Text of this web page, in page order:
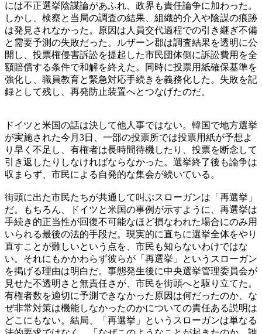
には不正選挙陰謀論があふれ、政界も責任論争に加わった。
しかし、検察と当局の調査の結果、組織的介入や陰謀の痕跡
は発見されなかった。原因は人員交代過程での引き継ぎ不備
と需要予測の失敗だった。ルザーン郡は調査結果を透明に公
開し、投票権侵害訴訟を提起した市民団体側に訴訟費用を全
額賠償する条件で和解を終えた。同時に投票用紙確保基準を
強化し、職員教育と緊急対応手続きを義務化した。失敗を記
録として残し、再発防止装置へとつなげたのだ。
ドイツと米国の話は決して他人事ではない。韓国で地方選挙
が実施された今月3日、一部の投票所では投票用紙が予想よ
り早く不足し、有権者は長時間待機したり、投票を断念して
引き返したりしなければならなかった。選挙終了後も論争は
収まらず、市民による自発的な集会が続いている。
街頭に出た市民たちが共通して叫ぶスローガンは「再選挙」
だ。もちろん、ドイツと米国の事例が示すように、再選挙は
手続き的正当性が回復不可能なほど損なわれた場合にのみ用
いられる最後の法的手段だ。現実的に直ちに選挙全体をやり
直すことが難しいという点を、市民も知らないわけではな
い。それにもかかわらず彼らが「再選挙」というスローガン
を掲げる理由は明白だ。事態発生後に中央選挙管理委員会が
見せた不透明さと無責任さが、市民を街頭へと駆り立てた。
有権者数を適切に予測できなかった原因は何だったのか、な
ぜ非常対策は機能しなかったのかについての責任ある説明は
どこにもない。結局、「再選挙」というスローガンは単なる